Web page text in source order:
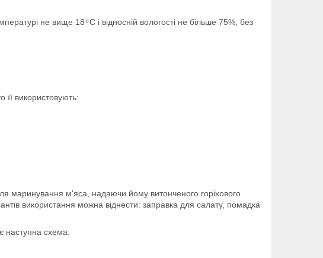
не вище 18 ͦ С і відносній вологості не більше 75%, без
її використовують:
маринування м'яса, надаючи йому витонченого горіхового
використання можна віднести: заправка для салату, помадка
наступна схема: